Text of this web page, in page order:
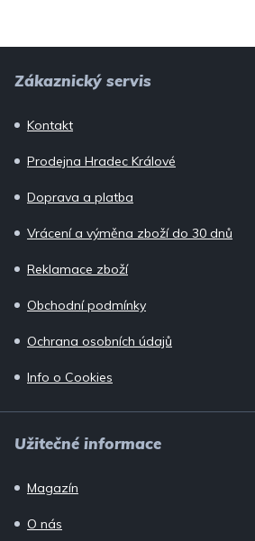
Zákaznický servis
Kontakt
Prodejna Hradec Králové
Doprava a platba
Vrácení a výměna zboží do 30 dnů
Reklamace zboží
Obchodní podmínky
Ochrana osobních údajů
Info o Cookies
Užitečné informace
Magazín
O nás